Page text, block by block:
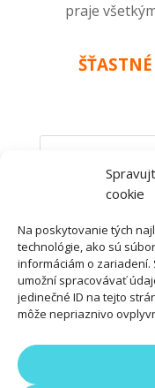
cookie
Na poskytovanie tých
technológie, ako sú
informáciám o zariadení.
umožní spracovávať
jedinečné ID na tejto
môže nepriaznivo
praje
Najnovšie články
Venujte 2% z daní
Ďakujeme
DORKA vo Zvolene
Od vzdelávania po
mení životy v
Výberové konanie